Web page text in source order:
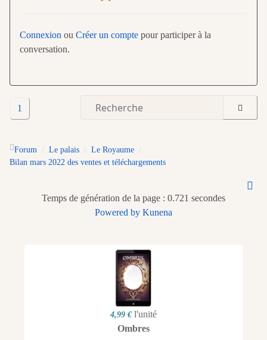
Connexion ou Créer un compte pour participer à la
conversation.
1
Forum Le palais
Le Royaume
Bilan mars 2022 des ventes et téléchargements
Temps de génération de la page : 0.721 secondes
Powered by Kunena
4,99 € l'unité
Ombres